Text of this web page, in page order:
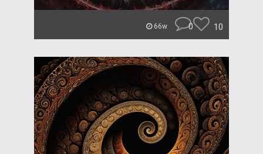
66w 0 10